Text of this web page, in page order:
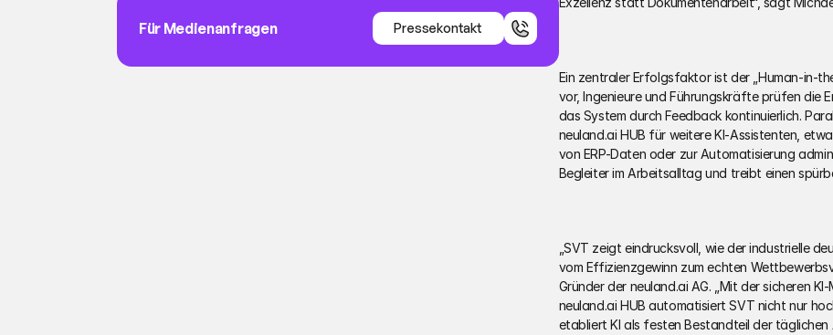
Für Medienanfragen Pressekontakt
Pressekontakt
Ein zentraler Erfolgsfaktor ist der „Human-in-
vor, Ingenieure und Führungskräfte prüfen die
das System durch Feedback kontinuierlich.
neuland.ai HUB für weitere KI-Assistenten,
von ERP-Daten oder zur Automatisierung
Begleiter im Arbeitsalltag und treibt einen
„SVT zeigt eindrucksvoll, wie der industrielle
vom Effizienzgewinn zum echten
Gründer der neuland.ai AG. „Mit der sicheren
neuland.ai HUB automatisiert SVT nicht nur
etabliert KI als festen Bestandteil der